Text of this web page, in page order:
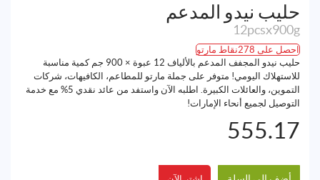
حليب نيدو المدعم
12pcsx900g
احصل على 278نقاط مارتو
حليب نيدو المجفف المدعم بالألياف 12 عبوة × 900 جم كمية مناسبة
للاستهلاك اليومي! متوفر على جملة مارتو للمطاعم، الكافيهات، شركات
التموين، والعائلات الكبيرة. اطلبه الآن واستفد من عائد نقدي 5% مع خدمة
التوصيل لجميع أنحاء الإمارات!
555.17